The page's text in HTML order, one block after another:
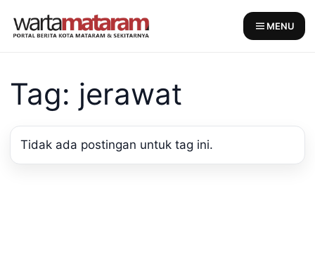
MENU
Tag: jerawat
Tidak ada postingan untuk tag ini.